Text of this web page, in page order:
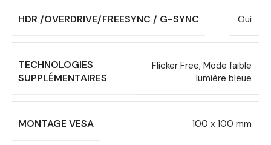
HDR /OVERDRIVE/FREESYNC / G-SYNC Oui
TECHNOLOGIES
SUPPLÉMENTAIRES
Flicker Free, Mode faible
lumière bleue
MONTAGE VESA 100 x 100 mm